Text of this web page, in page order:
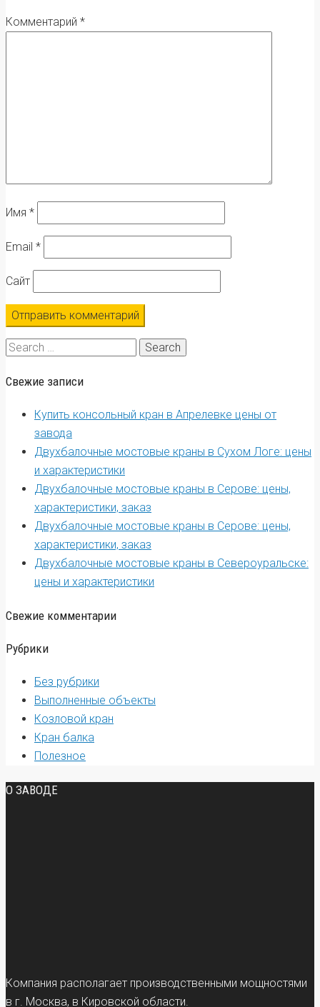
Комментарий *
Имя *
Email *
Сайт
Search
Свежие записи
Купить консольный кран в Апрелевке цены от
завода
Двухбалочные мостовые краны в Сухом Логе: цены
и характеристики
Двухбалочные мостовые краны в Серове: цены,
характеристики, заказ
Двухбалочные мостовые краны в Серове: цены,
характеристики, заказ
Двухбалочные мостовые краны в Североуральске:
цены и характеристики
Свежие комментарии
Рубрики
Без рубрики
Выполненные объекты
Козловой кран
Кран балка
Полезное
О ЗАВОДЕ
Компания располагает производственными мощностями
в г. Москва, в Кировской области.